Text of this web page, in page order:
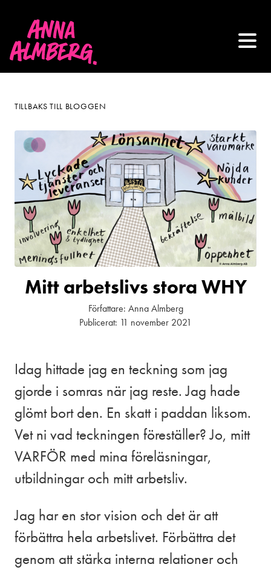
TILLBAKS TILL BLOGGEN
Mitt arbetslivs stora WHY
Författare: Anna Almberg
Publicerat: 11 november 2021
Idag hittade jag en teckning som jag
gjorde i somras när jag reste. Jag hade
glömt bort den. En skatt i paddan liksom.
Vet ni vad teckningen föreställer? Jo, mitt
VARFÖR med mina föreläsningar,
utbildningar och mitt arbetsliv.
Jag har en stor vision och det är att
förbättra hela arbetslivet. Förbättra det
genom att stärka interna relationer och